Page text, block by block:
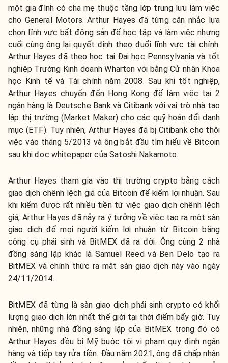
một gia đình có cha mẹ thuộc tầng lớp trung lưu làm việc
cho General Motors. Arthur Hayes đã từng cân nhắc lựa
chọn lĩnh vực bất động sản để học tập và làm việc nhưng
cuối cùng ông lại quyết định theo đuổi lĩnh vực tài chính.
Arthur Hayes đã theo học tại Đại học Pennsylvania và tốt
nghiệp Trường Kinh doanh Wharton với bằng Cử nhân Khoa
học Kinh tế và Tài chính năm 2008. Sau khi tốt nghiệp,
Arthur Hayes chuyển đến Hong Kong để làm việc tại 2
ngân hàng là Deutsche Bank và Citibank với vai trò nhà tạo
lập thị trường (Market Maker) cho các quỹ hoán đổi danh
mục (ETF). Tuy nhiên, Arthur Hayes đã bị Citibank cho thôi
việc vào tháng 5/2013 và ông bắt đầu tìm hiểu về Bitcoin
sau khi đọc whitepaper của Satoshi Nakamoto.
Arthur Hayes tham gia vào thị trường crypto bằng cách
giao dịch chênh lệch giá của Bitcoin để kiếm lợi nhuận. Sau
khi kiếm được rất nhiều tiền từ việc giao dịch chênh lệch
giá, Arthur Hayes đã nảy ra ý tưởng về việc tạo ra một sàn
giao dịch để mọi người kiếm lợi nhuận từ Bitcoin bằng
công cụ phái sinh và BitMEX đã ra đời. Ông cùng 2 nhà
đồng sáng lập khác là Samuel Reed và Ben Delo tạo ra
BitMEX và chính thức ra mắt sàn giao dịch này vào ngày
24/11/2014.
BitMEX đã từng là sàn giao dịch phái sinh crypto có khối
lượng giao dịch lớn nhất thế giới tại thời điểm bấy giờ. Tuy
nhiên, những nhà đồng sáng lập của BitMEX trong đó có
Arthur Hayes đều bị Mỹ buộc tội vi phạm quy định ngân
hàng và tiếp tay rửa tiền. Đầu năm 2021, ông đã chấp nhận